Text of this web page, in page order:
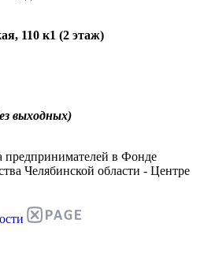
110 к1 (2 этаж)
выходных)
предпринимателей в Фонде
Челябинской области - Центре